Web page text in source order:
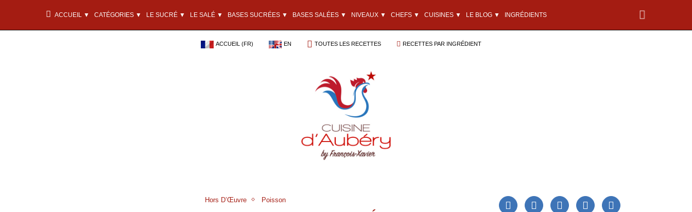
ACCUEIL ▼ CATÉGORIES ▼ LE SUCRÉ ▼ LE SALÉ ▼ BASES SUCRÉES ▼ BASES SALÉES ▼ NIVEAUX ▼ CHEFS ▼ CUISINES ▼ LE BLOG ▼ INGRÉDIENTS
ACCUEIL (FR) EN TOUTES LES RECETTES RECETTES PAR INGRÉDIENT
Hors D’Œuvre Poisson